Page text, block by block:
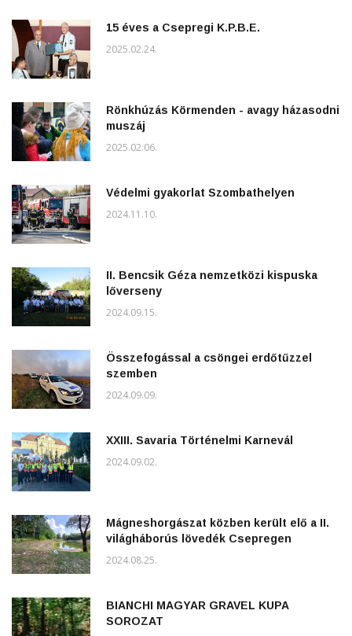
15 éves a Csepregi K.P.B.E.
2025.02.24.
Rönkhúzás Körmenden - avagy házasodni
muszáj
2025.02.06.
Védelmi gyakorlat Szombathelyen
2024.11.10.
II. Bencsik Géza nemzetközi kispuska
lőverseny
2024.09.15.
Összefogással a csöngei erdőtűzzel
szemben
2024.09.09.
XXIII. Savaria Történelmi Karnevál
2024.09.02.
Mágneshorgászat közben került elő a II.
világháborús lövedék Csepregen
2024.08.25.
BIANCHI MAGYAR GRAVEL KUPA
SOROZAT